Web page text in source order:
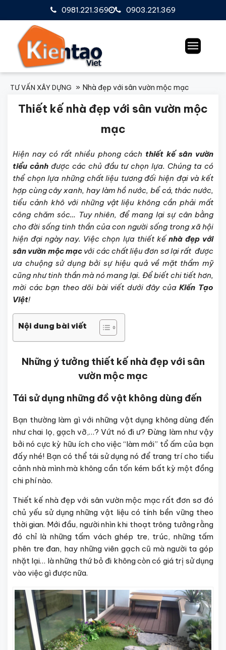
0903.221.369
0981.221.369
TƯ VẤN XÂY DỰNG Nhà đẹp với sân vườn mộc mạc
Thiết kế nhà đẹp với sân vườn mộc
mạc
Hiện nay có rất nhiều phong cách thiết kế sân vườn
tiểu cảnhđược các chủ đầu tư chọn lựa. Chúng ta có
thể chọn lựa những chất liệu tương đối hiện đại và kết
hợp cùng cây xanh, hay làm hồ nước, bể cá, thác nước,
tiểu cảnh khô với những vật liệu không cần phải mất
công chăm sóc… Tuy nhiên, để mang lại sự cân bằng
cho đời sống tinh thần của con người sống trong xã hội
hiện đại ngày nay. Việc chọn lựa thiết kế nhà đẹp với
sân vườn mộc mạcvới các chất liệu đơn sơ lại rất được
ưa chuộng sử dụng bởi sự hiệu quả về mặt thẩm mỹ
cũng như tinh thần mà nó mang lại. Để biết chi tiết hơn,
mời các bạn theo dõi bài viết dưới đây củaKiến Tạo
Việt!
Nội dung bài viết
Những ý tưởng thiết kế nhà đẹp với sân
vườn mộc mạc
Tái sử dụng những đồ vật không dùng đến
Bạn thường làm gì với những vật dụng không dùng đến
như chai lọ, gạch vỡ,…? Vứt nó đi ư? Đừng làm như vậy
bởi nó cực kỳ hữu ích cho việc “làm mới” tổ ấm của bạn
đấy nhé! Bạn có thể tái sử dụng nó để trang trí cho tiểu
cảnh nhà mình mà không cần tốn kém bất kỳ một đồng
chi phí nào.
Thiết kế nhà đẹp với sân vườn mộc mạc rất đơn sơ đó
chủ yếu sử dụng những vật liệu có tính bền vững theo
thời gian. Mới đầu, người nhìn khi thoạt trông tưởng rằng
đó chỉ là những tấm vách ghép tre, trúc, những tấm
phên tre đan, hay những viên gạch cũ mà người ta góp
nhặt lại… là những thứ bỏ đi không còn có giá trị sử dụng
vào việc gì được nữa.